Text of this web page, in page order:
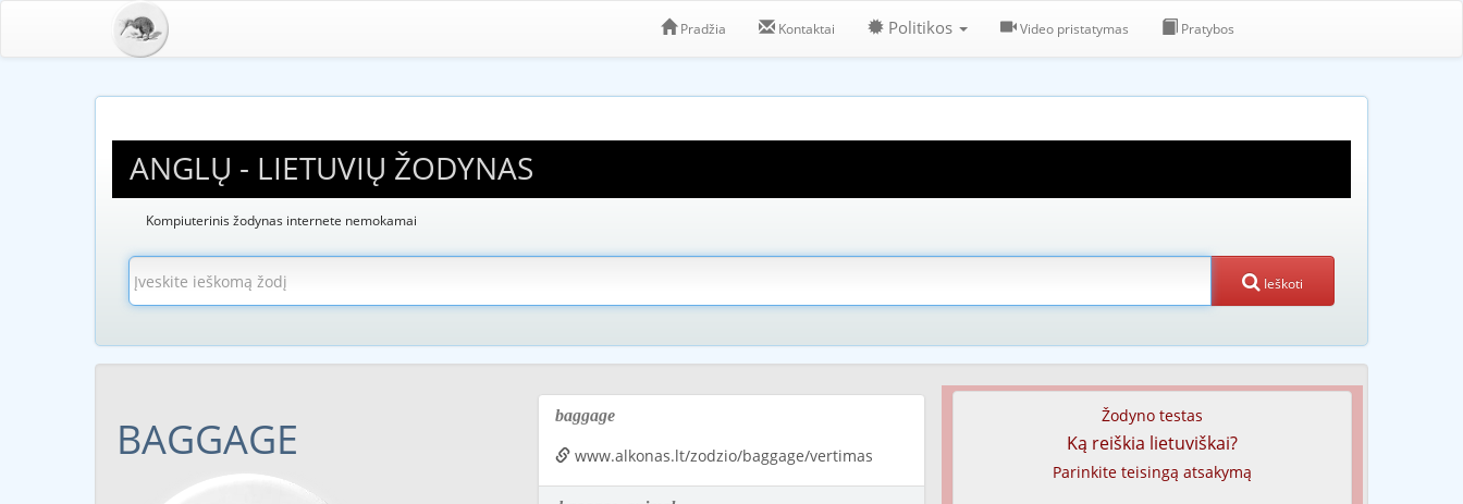
Pradžia Kontaktai Politikos Video pristatymas Pratybos
ANGLŲ - LIETUVIŲ ŽODYNAS
Kompiuterinis žodynas internete nemokamai
Ieškoti
BAGGAGE baggage
www.alkonas.lt/zodzio/baggage/vertimas
Žodyno testas
Ką reiškia lietuviškai?
Parinkite teisingą atsakymą